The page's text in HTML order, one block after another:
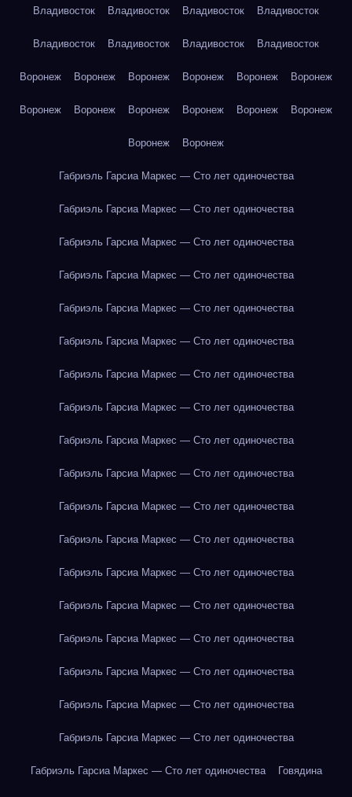
Владивосток Владивосток Владивосток Владивосток
Владивосток Владивосток Владивосток Владивосток
Воронеж Воронеж Воронеж Воронеж Воронеж Воронеж
Воронеж Воронеж Воронеж Воронеж Воронеж Воронеж
Воронеж Воронеж
Габриэль Гарсиа Маркес — Сто лет одиночества
Габриэль Гарсиа Маркес — Сто лет одиночества
Габриэль Гарсиа Маркес — Сто лет одиночества
Габриэль Гарсиа Маркес — Сто лет одиночества
Габриэль Гарсиа Маркес — Сто лет одиночества
Габриэль Гарсиа Маркес — Сто лет одиночества
Габриэль Гарсиа Маркес — Сто лет одиночества
Габриэль Гарсиа Маркес — Сто лет одиночества
Габриэль Гарсиа Маркес — Сто лет одиночества
Габриэль Гарсиа Маркес — Сто лет одиночества
Габриэль Гарсиа Маркес — Сто лет одиночества
Габриэль Гарсиа Маркес — Сто лет одиночества
Габриэль Гарсиа Маркес — Сто лет одиночества
Габриэль Гарсиа Маркес — Сто лет одиночества
Габриэль Гарсиа Маркес — Сто лет одиночества
Габриэль Гарсиа Маркес — Сто лет одиночества
Габриэль Гарсиа Маркес — Сто лет одиночества
Габриэль Гарсиа Маркес — Сто лет одиночества
Габриэль Гарсиа Маркес — Сто лет одиночества Говядина